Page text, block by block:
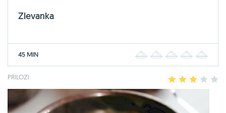
Zlevanka
45 MIN 2 3 4
PRILOZI 2 3 4